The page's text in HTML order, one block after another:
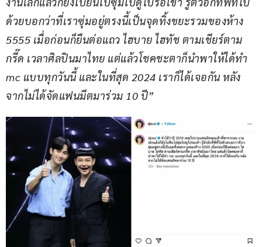
ด้วยบอกว่าที่เราซุ่มอยู่ตรงนี้เป็นจุดทิ้งขยะรวมของห้าง
5555 เมื่อก่อนก็ยืนต่อแถว ไฮบาย ไฮทัช ตามเชียร์ตาม
กรี๊ด เวลาศิลปินมาไทย แต่แล้วโชคชะตาก็นำพาให้ได้ทำ
mc แบบทุกวันนี้ และในที่สุด 2024 เราก็ได้เจอกัน หลัง
จากไม่ได้จัดแฟนมีตมาร่วม 10 ปี”